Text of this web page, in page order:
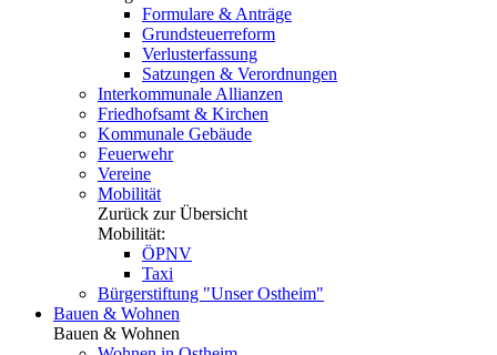
Formulare & Anträge
Grundsteuerreform
Verlusterfassung
Satzungen & Verordnungen
Interkommunale Allianzen
Friedhofsamt & Kirchen
Kommunale Gebäude
Feuerwehr
Vereine
Mobilität
Zurück zur Übersicht
Mobilität:
ÖPNV
Taxi
Bürgerstiftung "Unser Ostheim"
Bauen & Wohnen
Bauen & Wohnen